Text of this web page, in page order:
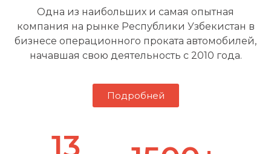
Одна из наибольших и самая опытная
компания на рынке Республики Узбекистан в
бизнесе операционного проката автомобилей,
начавшая свою деятельность с 2010 года.
Подробней